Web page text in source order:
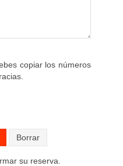
copiar los números
su reserva.